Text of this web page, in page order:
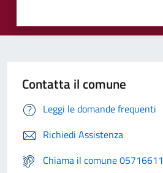
Contatta il comune
Leggi le domande frequenti
Richiedi Assistenza
Chiama il comune 05716611